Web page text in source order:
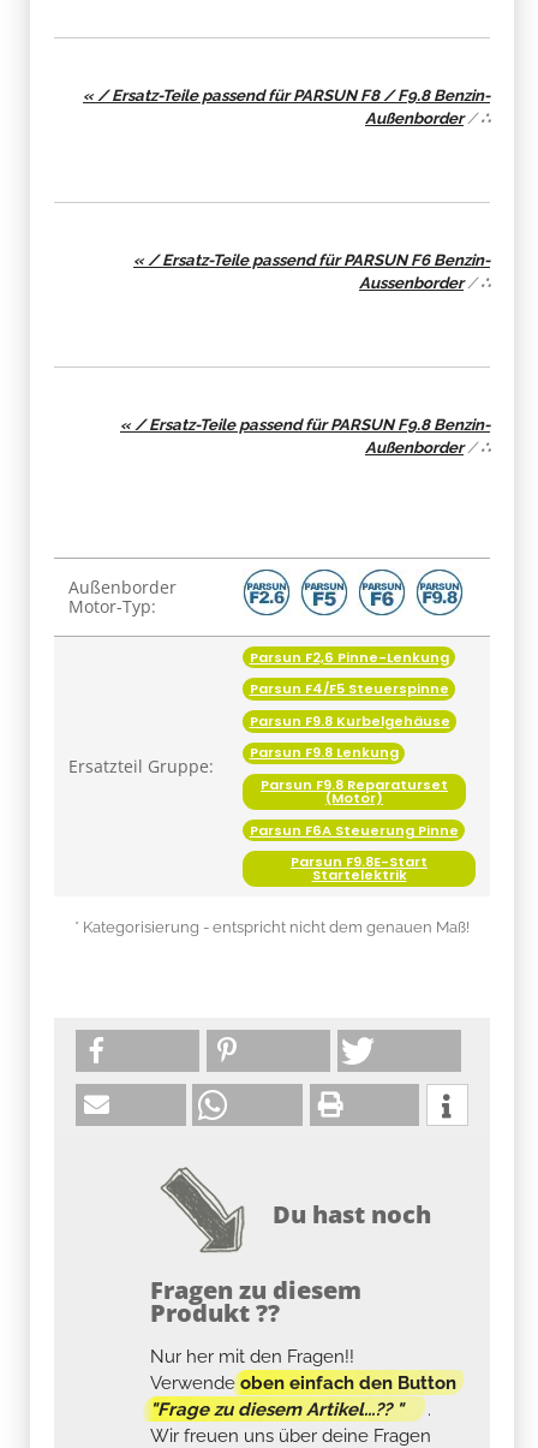
« / Ersatz-Teile passend für PARSUN F8 / F9.8 Benzin-
Außenborder/∴
« / Ersatz-Teile passend für PARSUN F6 Benzin-
Aussenborder/∴
« / Ersatz-Teile passend für PARSUN F9.8 Benzin-
Außenborder/∴
Produkteigenschaft
Wert
Außenborder
Motor-Typ:
Ersatzteil Gruppe:
Parsun F2,6 Pinne-Lenkung
Parsun F4/F5 Steuerspinne
Parsun F9.8 Kurbelgehäuse
Parsun F9.8 Lenkung
Parsun F9.8 Reparaturset
(Motor)
Parsun F6A Steuerung Pinne
Parsun F9.8E-Start
Startelektrik
* Kategorisierung - entspricht nicht dem genauen Maß!
Du hast noch
Fragen zu diesem
Produkt ??
Nur her mit den Fragen!!
Verwendeoben einfach den Button
"Frage zu diesem Artikel...?? "
.
Wir freuen uns über deine Fragen